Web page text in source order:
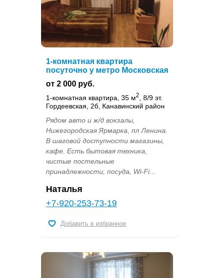
1-комнатная квартира
посуточно у метро Московская
от 2 000 руб.
1-комнатная квартира, 35 м2
, 8/9 эт.
Гордеевская, 2б, Канавинский район
Рядом авто и ж/д вокзалы,
Нижегородская Ярмарка, пл Ленина.
В шаговой доступности магазины,
кафе. Есть бытовая техника,
чистые постельные
принадлежности, посуда, Wi-Fi...
Наталья
+7-920-253-73-19
Добавить в избранное